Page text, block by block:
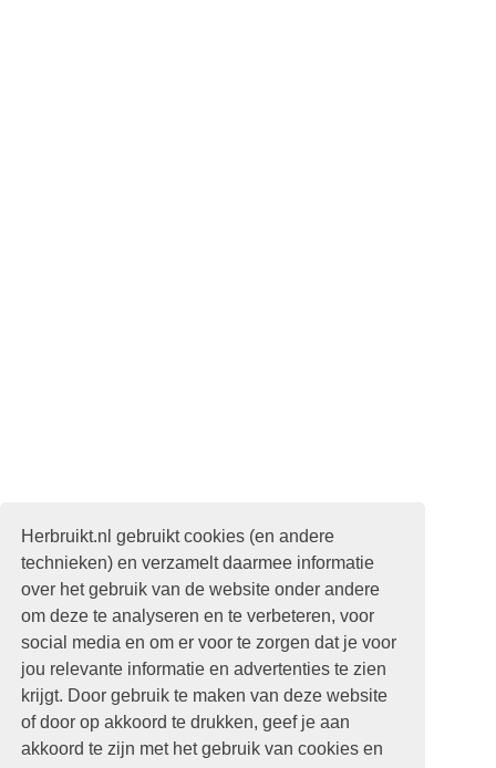
Herbruikt.nl gebruikt cookies (en andere
technieken) en verzamelt daarmee informatie
over het gebruik van de website onder andere
om deze te analyseren en te verbeteren, voor
social media en om er voor te zorgen dat je voor
jou relevante informatie en advertenties te zien
krijgt. Door gebruik te maken van deze website
of door op akkoord te drukken, geef je aan
akkoord te zijn met het gebruik van cookies en